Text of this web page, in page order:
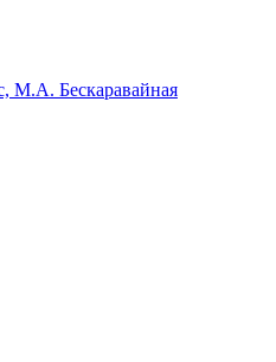
М.А. Бескаравайная